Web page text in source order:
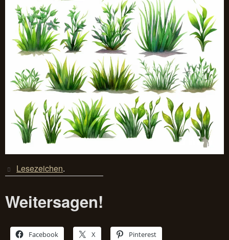
Lesezeichen.
Weitersagen!
Facebook X Pinterest